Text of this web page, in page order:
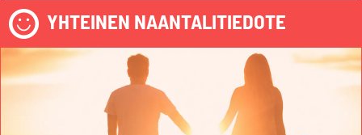
YHTEINEN NAANTALITIEDOTE